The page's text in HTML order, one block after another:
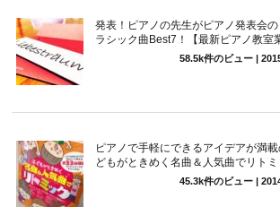
発表！ピアノの先生がピアノ発表会
ラシック曲Best7！【最新ピアノ教室
58.5k件のビュー|
ピアノで手軽にできるアイデアが満
どもがときめく名曲＆人気曲でリトミ
45.3k件のビュー|